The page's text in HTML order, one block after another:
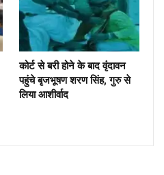
कोर्ट से बरी होने के बाद वृंदावन
पहुंचे बृजभूषण शरण सिंह, गुरु से
लिया आशीर्वाद